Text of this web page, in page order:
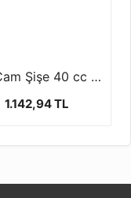
Lüx Cam Şişe 40 cc ( 50 Adet)
1.142,94 TL